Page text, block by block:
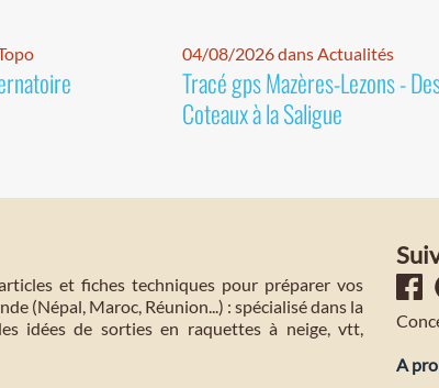
04/08/2026 dans Actualités
Tracé gps Mazères-Lezons -
Coteaux à la Saligue
et fiches techniques pour préparer vos
(Népal, Maroc, Réunion...) : spécialisé dans la
idées de sorties en raquettes à neige, vtt,
A